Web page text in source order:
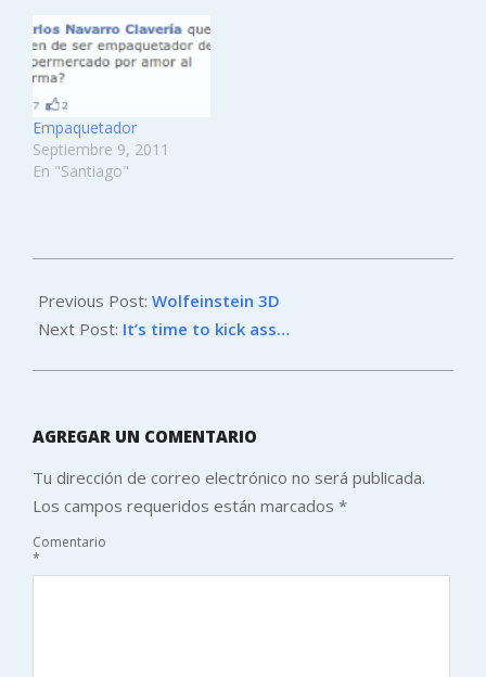
Empaquetador
Septiembre 9, 2011
En "Santiago"
05-
11
Previous Post: Wolfeinstein 3D
Next Post: It’s time to kick ass…
AGREGAR UN COMENTARIO
Tu dirección de correo electrónico no será publicada.
Los campos requeridos están marcados *
Comentario
*